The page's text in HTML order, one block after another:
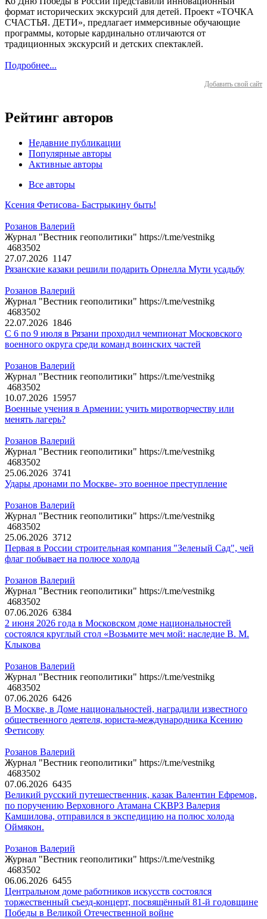
формат исторических экскурсий для детей. Проект «ТОЧКА
СЧАСТЬЯ. ДЕТИ», предлагает иммерсивные обучающие
программы, которые кардинально отличаются от
традиционных экскурсий и детских спектаклей.
Подробнее...
Добавить свой сайт
Рейтинг авторов
Недавние публикации
Популярные авторы
Активные авторы
Все авторы
Ксения Фетисова- Бастрыкину быть!
Розанов Валерий
Журнал "Вестник геополитики" https://t.me/vestnikg
4683502
27.07.2026 1147
Рязанские казаки решили подарить Орнелла Мути усадьбу
Розанов Валерий
Журнал "Вестник геополитики" https://t.me/vestnikg
4683502
22.07.2026 1846
С 6 по 9 июля в Рязани проходил чемпионат Московского
военного округа среди команд воинских частей
Розанов Валерий
Журнал "Вестник геополитики" https://t.me/vestnikg
4683502
10.07.2026 15957
Военные учения в Армении: учить миротворчеству или
менять лагерь?
Розанов Валерий
Журнал "Вестник геополитики" https://t.me/vestnikg
4683502
25.06.2026 3741
Удары дронами по Москве- это военное преступление
Розанов Валерий
Журнал "Вестник геополитики" https://t.me/vestnikg
4683502
25.06.2026 3712
Первая в России строительная компания "Зеленый Сад", чей
флаг побывает на полюсе холода
Розанов Валерий
Журнал "Вестник геополитики" https://t.me/vestnikg
4683502
07.06.2026 6384
2 июня 2026 года в Московском доме национальностей
состоялся круглый стол «Возьмите меч мой: наследие В. М.
Клыкова
Розанов Валерий
Журнал "Вестник геополитики" https://t.me/vestnikg
4683502
07.06.2026 6426
В Москве, в Доме национальностей, наградили известного
общественного деятеля, юриста-международника Ксению
Фетисову
Розанов Валерий
Журнал "Вестник геополитики" https://t.me/vestnikg
4683502
07.06.2026 6435
Великий русский путешественник, казак Валентин Ефремов,
по поручению Верховного Атамана СКВРЗ Валерия
Камшилова, отправился в экспедицию на полюс холода
Оймякон.
Розанов Валерий
Журнал "Вестник геополитики" https://t.me/vestnikg
4683502
06.06.2026 6455
Центральном доме работников искусств состоялся
торжественный съезд-концерт, посвящённый 81-й годовщине
Победы в Великой Отечественной войне